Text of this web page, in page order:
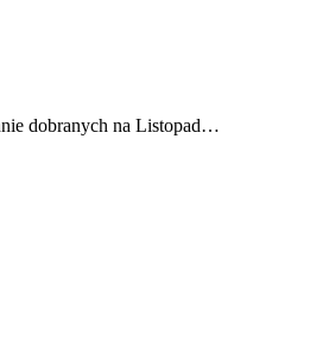
dobranych na Listopad…